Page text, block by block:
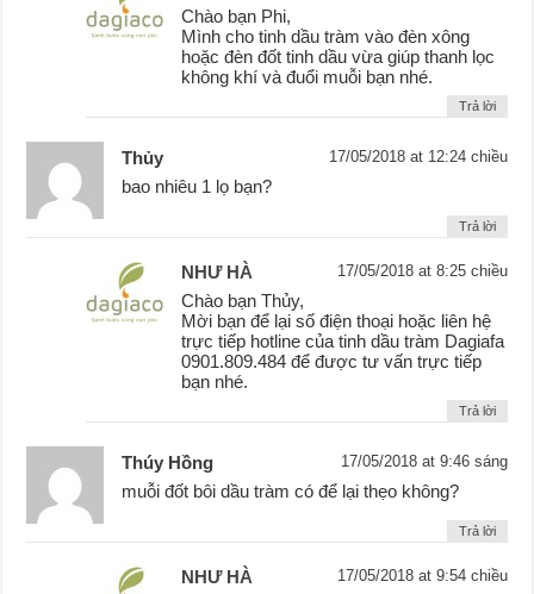
Chào bạn Phi,
Mình cho tinh dầu tràm vào đèn xông
hoặc đèn đốt tinh dầu vừa giúp thanh lọc
không khí và đuổi muỗi bạn nhé.
Trả lời
Thủy 17/05/2018 at 12:24 chiều
bao nhiêu 1 lọ bạn?
Trả lời
NHƯ HÀ 17/05/2018 at 8:25 chiều
Chào bạn Thủy,
Mời bạn để lại số điện thoại hoặc liên hệ
trực tiếp hotline của tinh dầu tràm Dagiafa
0901.809.484 để được tư vấn trực tiếp
bạn nhé.
Trả lời
Thúy Hồng 17/05/2018 at 9:46 sáng
muỗi đốt bôi dầu tràm có để lại thẹo không?
Trả lời
NHƯ HÀ 17/05/2018 at 9:54 chiều